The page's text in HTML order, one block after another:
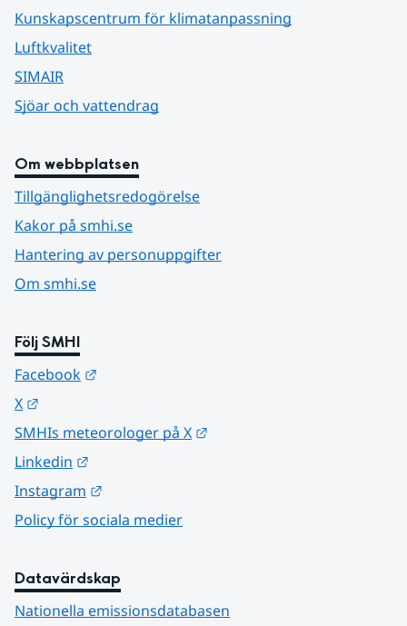
Kunskapscentrum för klimatanpassning
Luftkvalitet
SIMAIR
Sjöar och vattendrag
Om webbplatsen
Tillgänglighetsredogörelse
Kakor på smhi.se
Hantering av personuppgifter
Om smhi.se
Följ SMHI
Facebook
X
SMHIs meteorologer på X
Linkedin
Instagram
Policy för sociala medier
Datavärdskap
Nationella emissionsdatabasen